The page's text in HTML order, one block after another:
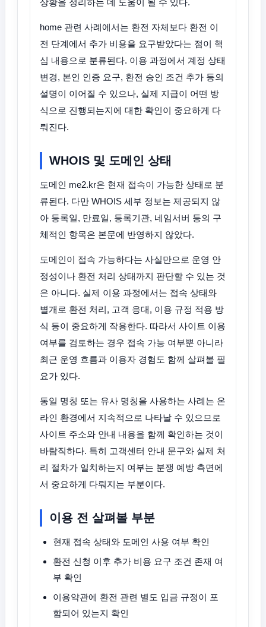
상황을 정리하는 데 도움이 될 수 있다.
home 관련 사례에서는 환전 자체보다 환전 이
전 단계에서 추가 비용을 요구받았다는 점이 핵
심 내용으로 분류된다. 이용 과정에서 계정 상태
변경, 본인 인증 요구, 환전 승인 조건 추가 등의
설명이 이어질 수 있으나, 실제 지급이 어떤 방
식으로 진행되는지에 대한 확인이 중요하게 다
뤄진다.
WHOIS 및 도메인 상태
도메인 me2.kr은 현재 접속이 가능한 상태로 분
류된다. 다만 WHOIS 세부 정보는 제공되지 않
아 등록일, 만료일, 등록기관, 네임서버 등의 구
체적인 항목은 본문에 반영하지 않았다.
도메인이 접속 가능하다는 사실만으로 운영 안
정성이나 환전 처리 상태까지 판단할 수 있는 것
은 아니다. 실제 이용 과정에서는 접속 상태와
별개로 환전 처리, 고객 응대, 이용 규정 적용 방
식 등이 중요하게 작용한다. 따라서 사이트 이용
여부를 검토하는 경우 접속 가능 여부뿐 아니라
최근 운영 흐름과 이용자 경험도 함께 살펴볼 필
요가 있다.
동일 명칭 또는 유사 명칭을 사용하는 사례는 온
라인 환경에서 지속적으로 나타날 수 있으므로
사이트 주소와 안내 내용을 함께 확인하는 것이
바람직하다. 특히 고객센터 안내 문구와 실제 처
리 절차가 일치하는지 여부는 분쟁 예방 측면에
서 중요하게 다뤄지는 부분이다.
이용 전 살펴볼 부분
현재 접속 상태와 도메인 사용 여부 확인
환전 신청 이후 추가 비용 요구 조건 존재 여
부 확인
이용약관에 환전 관련 별도 입금 규정이 포
함되어 있는지 확인